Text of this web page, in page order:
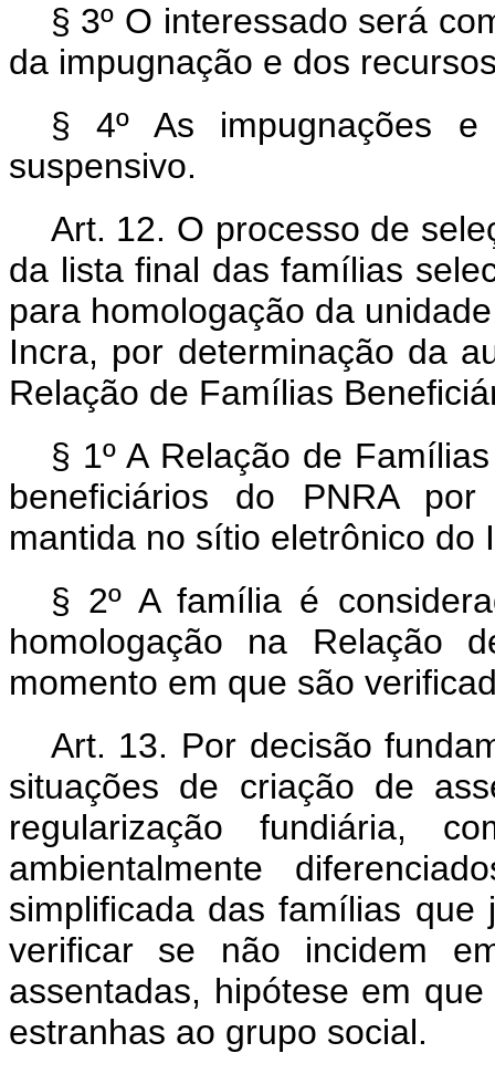
§ 3º O interessado será
da impugnação e dos
§ 4º As impugnações
suspensivo.
Art. 12. O processo de
da lista final das famílias
para homologação da
Incra, por determinação da
Relação de Famílias
§ 1º A Relação de
beneficiários do PNRA
mantida no sítio eletrônico do
§ 2º A família é
homologação na Relação
momento em que são
Art. 13. Por decisão
situações de criação de
regularização fundiária,
ambientalmente
simplificada das famílias
verificar se não incidem
assentadas, hipótese em
estranhas ao grupo social.